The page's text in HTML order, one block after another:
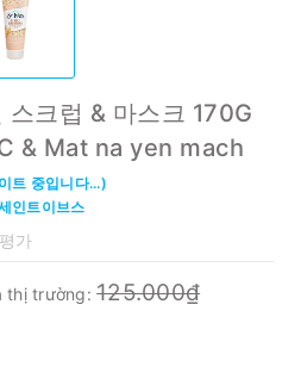
크럽 & 마스크 170G
& Mat na yen mach
트 중입니다...)
인트이브스
평가
thị trường:125.000₫